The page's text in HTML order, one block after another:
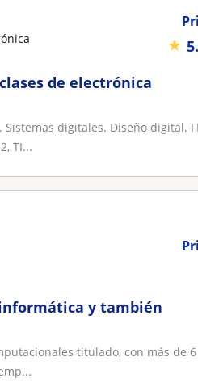
★
de electrónica
digitales. Diseño digital.
TI...
y también
titulado, con más de